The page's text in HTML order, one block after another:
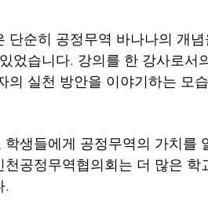
단순히 공정무역 바나나의 개
었습니다. 강의를 한 강사로서
의 실천 방안을 이야기하는 모
생들에게 공정무역의 가치를
공정무역협의회는 더 많은
.